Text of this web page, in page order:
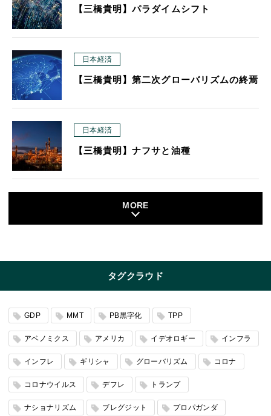
【三橋貴明】パラダイムシフト
日本経済
【三橋貴明】第二次グローバリズムの終焉
日本経済
【三橋貴明】ナフサと油種
MORE
タグクラウド
GDP MMT PB黒字化 TPP
アベノミクス アメリカ イデオロギー インフラ
インフレ ギリシャ グローバリズム コロナ
コロナウイルス デフレ トランプ
ナショナリズム ブレグジット プロパガンダ